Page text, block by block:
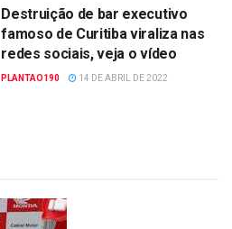
Destruição de bar executivo
famoso de Curitiba viraliza nas
redes sociais, veja o vídeo
PLANTAO190 14 DE ABRIL DE 2022